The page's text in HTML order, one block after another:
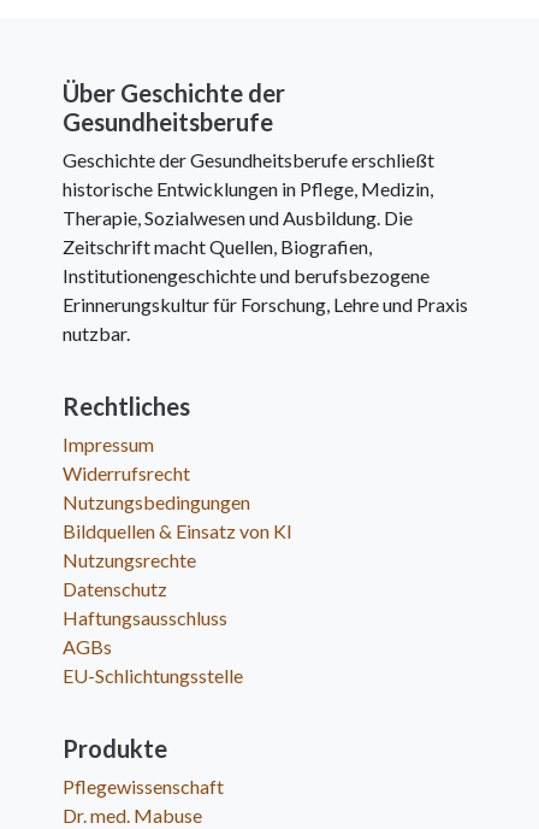
Über Geschichte der
Gesundheitsberufe
Geschichte der Gesundheitsberufe erschließt
historische Entwicklungen in Pflege, Medizin,
Therapie, Sozialwesen und Ausbildung. Die
Zeitschrift macht Quellen, Biografien,
Institutionengeschichte und berufsbezogene
Erinnerungskultur für Forschung, Lehre und Praxis
nutzbar.
Rechtliches
Impressum
Widerrufsrecht
Nutzungsbedingungen
Bildquellen & Einsatz von KI
Nutzungsrechte
Datenschutz
Haftungsausschluss
AGBs
EU-Schlichtungsstelle
Produkte
Pflegewissenschaft
Dr. med. Mabuse